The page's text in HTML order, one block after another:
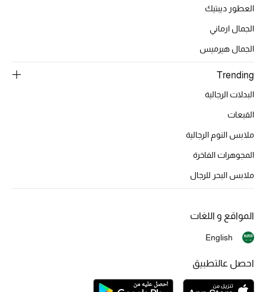
جميع الإكسسورات النسائية
موضة نسائية
الموسم الجديد
الحقائب النسائية
أبرز المصممين
العطور ديبتيك
الجمال ارماني
الجمال هيرميس
Trending
البدلات الرجالية
القبعات
ملابس النوم الرجالية
المجوهرات الفاخرة
ملابس البحر للرجال
المواقع و اللغات
English
احصل عالتطبيق